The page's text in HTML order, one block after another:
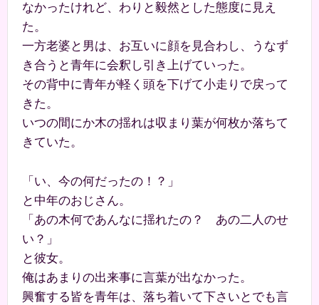
なかったけれど、わりと毅然とした態度に見え
た。
一方老婆と男は、お互いに顔を見合わし、うなず
き合うと青年に会釈し引き上げていった。
その背中に青年が軽く頭を下げて小走りで戻って
きた。
いつの間にか木の揺れは収まり葉が何枚か落ちて
きていた。
「い、今の何だったの！？」
と中年のおじさん。
「あの木何であんなに揺れたの？ あの二人のせ
い？」
と彼女。
俺はあまりの出来事に言葉が出なかった。
興奮する皆を青年は、落ち着いて下さいとでも言